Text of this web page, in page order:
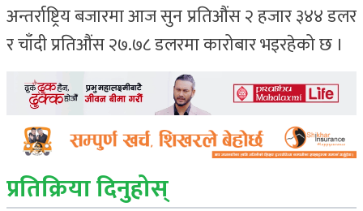
अन्तर्राष्ट्रिय बजारमा आज सुन प्रतिऔंस २ हजार ३४४ डलर
र चाँदी प्रतिऔंस २७.७८ डलरमा कारोबार भइरहेको छ ।
प्रतिक्रिया दिनुहोस्